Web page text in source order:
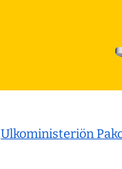
Ulkoministeriön